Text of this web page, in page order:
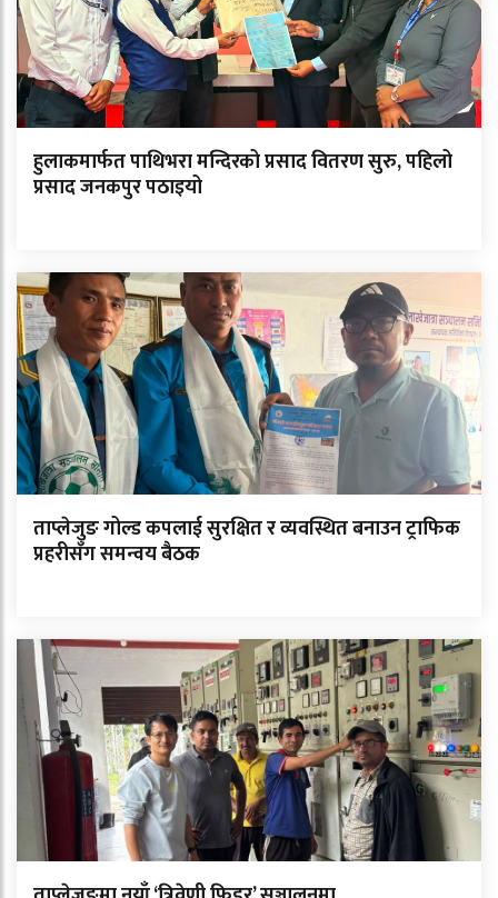
हुलाकमार्फत पाथिभरा मन्दिरको प्रसाद वितरण सुरु, पहिलो
प्रसाद जनकपुर पठाइयो
ताप्लेजुङ गोल्ड कपलाई सुरक्षित र व्यवस्थित बनाउन ट्राफिक
प्रहरीसँग समन्वय बैठक